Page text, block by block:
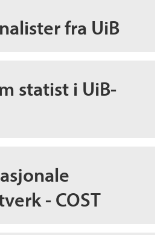
fra UiB
statist i UiB-
- COST